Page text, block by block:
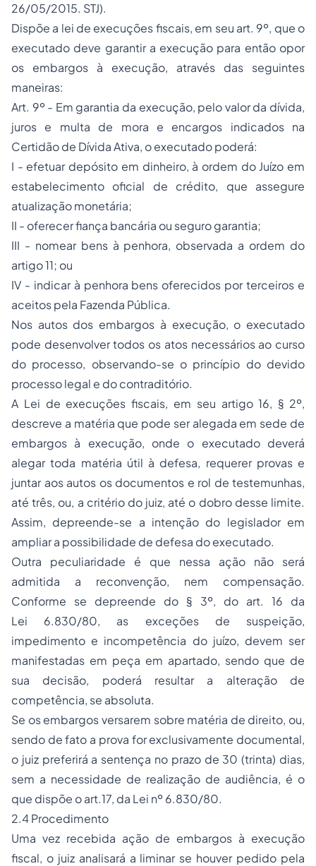
26/05/2015. STJ).
Dispõe a lei de execuções fiscais, em seu art. 9º, que o
executado deve garantir a execução para então opor
os embargos à execução, através das seguintes
maneiras:
Art. 9º - Em garantia da execução, pelo valor da dívida,
juros e multa de mora e encargos indicados na
Certidão de Dívida Ativa, o executado poderá:
I - efetuar depósito em dinheiro, à ordem do Juízo em
estabelecimento oficial de crédito, que assegure
atualização monetária;
II - oferecer fiança bancária ou seguro garantia;
III - nomear bens à penhora, observada a ordem do
artigo 11; ou
IV - indicar à penhora bens oferecidos por terceiros e
aceitos pela Fazenda Pública.
Nos autos dos embargos à execução, o executado
pode desenvolver todos os atos necessários ao curso
do processo, observando-se o princípio do devido
processo legal e do contraditório.
A Lei de execuções fiscais, em seu artigo 16, § 2º,
descreve a matéria que pode ser alegada em sede de
embargos à execução, onde o executado deverá
alegar toda matéria útil à defesa, requerer provas e
juntar aos autos os documentos e rol de testemunhas,
até três, ou, a critério do juiz, até o dobro desse limite.
Assim, depreende-se a intenção do legislador em
ampliar a possibilidade de defesa do executado.
Outra peculiaridade é que nessa ação não será
admitida a reconvenção, nem compensação.
Conforme se depreende do § 3º, do art. 16 da
Lei 6.830/80, as exceções de suspeição,
impedimento e incompetência do juízo, devem ser
manifestadas em peça em apartado, sendo que de
sua decisão, poderá resultar a alteração de
competência, se absoluta.
Se os embargos versarem sobre matéria de direito, ou,
sendo de fato a prova for exclusivamente documental,
o juiz preferirá a sentença no prazo de 30 (trinta) dias,
sem a necessidade de realização de audiência, é o
que dispõe o art.17, da Lei nº 6.830/80.
2.4 Procedimento
Uma vez recebida ação de embargos à execução
fiscal, o juiz analisará a liminar se houver pedido pela